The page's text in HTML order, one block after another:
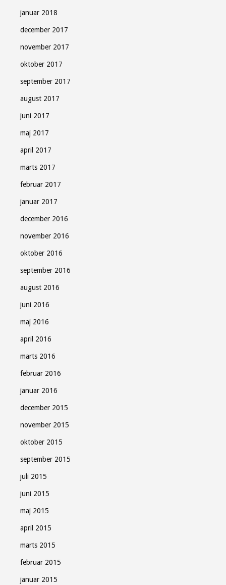
januar 2018
december 2017
november 2017
oktober 2017
september 2017
august 2017
juni 2017
maj 2017
april 2017
marts 2017
februar 2017
januar 2017
december 2016
november 2016
oktober 2016
september 2016
august 2016
juni 2016
maj 2016
april 2016
marts 2016
februar 2016
januar 2016
december 2015
november 2015
oktober 2015
september 2015
juli 2015
juni 2015
maj 2015
april 2015
marts 2015
februar 2015
januar 2015